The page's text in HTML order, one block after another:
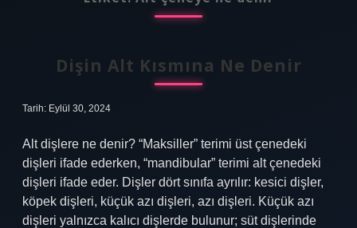
Dişin Alt Kısmına Ne Denir
Tarih: Eylül 30, 2024
Alt dişlere ne denir? “Maksiller” terimi üst çenedeki
dişleri ifade ederken, “mandibular” terimi alt çenedeki
dişleri ifade eder. Dişler dört sınıfa ayrılır: kesici dişler,
köpek dişleri, küçük azı dişleri, azı dişleri. Küçük azı
dişleri yalnızca kalıcı dişlerde bulunur; süt dişlerinde